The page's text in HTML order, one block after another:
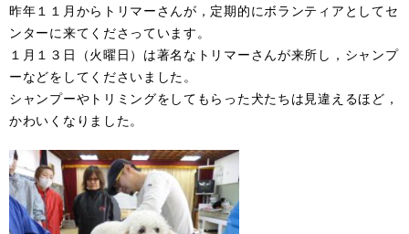
昨年１１月からトリマーさんが，定期的にボランティアとしてセ
ンターに来てくださっています。
１月１３日（火曜日）は著名なトリマーさんが来所し，シャンプ
ーなどをしてくださいました。
シャンプーやトリミングをしてもらった犬たちは見違えるほど，
かわいくなりました。